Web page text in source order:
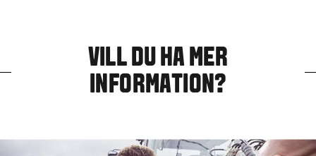
VILL DU HA MER
INFORMATION?